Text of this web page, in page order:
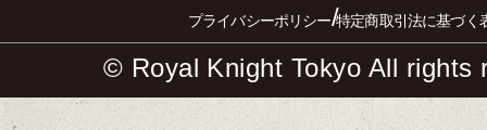
プライバシーポリシー/特定商取引法に基づく
© Royal Knight Tokyo All rights